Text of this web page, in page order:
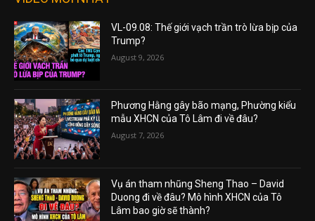
VL-09.08: Thế giới vạch trần trò lừa bịp của
Trump?
August 9, 2026
Phương Hằng gây bão mạng, Phường kiểu
mẫu XHCN của Tô Lâm đi về đâu?
August 7, 2026
Vụ án tham nhũng Sheng Thao – David
Duong đi về đâu? Mô hình XHCN của Tô
Lâm bao giờ sẽ thành?